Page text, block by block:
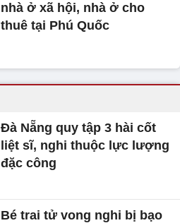
nhà ở xã hội, nhà ở cho
thuê tại Phú Quốc
Đà Nẵng quy tập 3 hài cốt
liệt sĩ, nghi thuộc lực lượng
đặc công
Bé trai tử vong nghi bị bạo